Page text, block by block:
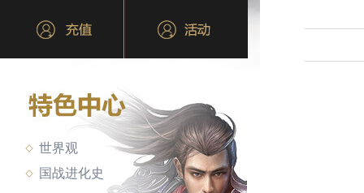
世界观
国战进化史